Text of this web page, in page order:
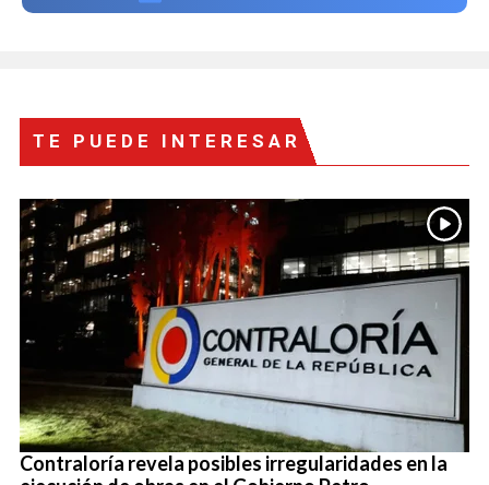
TE PUEDE INTERESAR
Contraloría revela posibles irregularidades en la